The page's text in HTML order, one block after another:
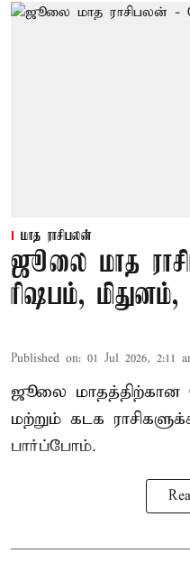
மாத ராசிபலன்
ஜூலை மாத
ரிஷபம்,
Published on: 01 Jul 2026, 2:11
ஜூலை மாதத்திற்கான
மற்றும் கடக
பார்ப்போம்.